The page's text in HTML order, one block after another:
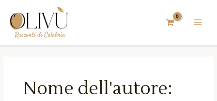
contenuto
Nome dell'autore:
articoli